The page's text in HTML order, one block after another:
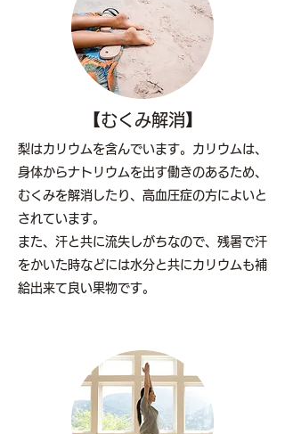
【むくみ解消】
梨はカリウムを含んでいます。カリウムは、
身体からナトリウムを出す働きのあるため、
むくみを解消したり、高血圧症の方によいと
されています。
また、汗と共に流失しがちなので、残暑で汗
をかいた時などには水分と共にカリウムも補
給出来て良い果物です。